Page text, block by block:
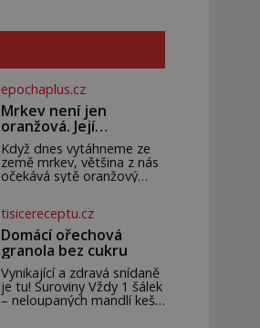
epochaplus.cz
Mrkev není jen
oranžová. Její
neuvěřitelný příběh
začíná fialovou barvou
Když dnes vytáhneme ze
země mrkev, většina z nás
očekává sytě oranžový
možné, jen ne oranžová. Je
fialová, žlutá, bílá, někdy
dokonce téměř černá. Až
díky stovkám let pečlivého
šlechtění se z ní stává
zelenina, bez které si
českou zahradu ani
nedokážeme představit.
tisicereceptu.cz
Domácí ořechová
granola bez cukru
Vynikající a zdravá snídaně
je tu! Suroviny Vždy 1 šálek
– neloupaných mandlí kešu